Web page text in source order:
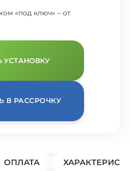
«под ключ» – от
УСТАНОВКУ
В РАССРОЧКУ
ОПЛАТА